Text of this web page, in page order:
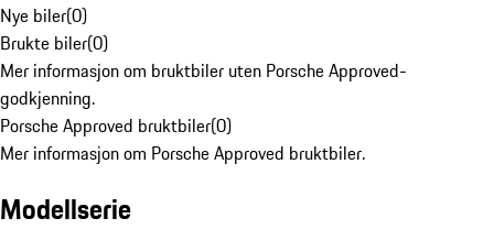
Nye biler(0)
Brukte biler(0)
Mer informasjon om bruktbiler uten Porsche Approved-
godkjenning.
Porsche Approved bruktbiler(0)
Mer informasjon om Porsche Approved bruktbiler.
Modellserie